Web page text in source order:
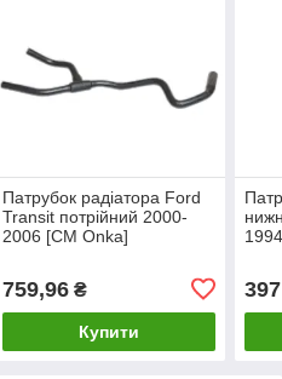
Патрубок радіатора Ford
Transit потрійний 2000-
2006 [СМ Onka]
759,96₴
Купити